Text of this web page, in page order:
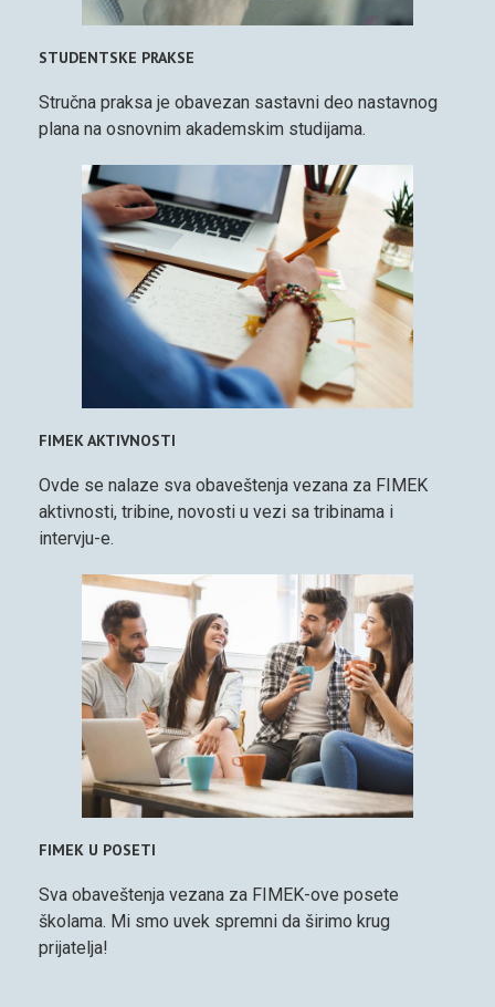
STUDENTSKE PRAKSE
Stručna praksa je obavezan sastavni deo nastavnog
plana na osnovnim akademskim studijama.
FIMEK AKTIVNOSTI
Ovde se nalaze sva obaveštenja vezana za FIMEK
aktivnosti, tribine, novosti u vezi sa tribinama i
intervju-e.
FIMEK U POSETI
Sva obaveštenja vezana za FIMEK-ove posete
školama. Mi smo uvek spremni da širimo krug
prijatelja!